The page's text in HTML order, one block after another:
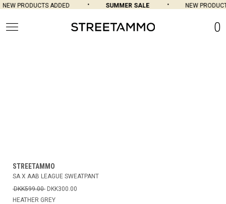
PRODUCTS ADDED SUMMER SALE NEW
0
STREETAMMO
SA X AAB LEAGUE SWEATPANT
DKK599.00 DKK300.00
HEATHER GREY